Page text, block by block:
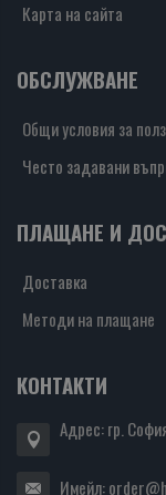
Карта на сайта
ОБСЛУЖВАНЕ
Общи условия за
Често задавани
ПЛАЩАНЕ И
Доставка
Методи на плащане
КОНТАКТИ
Адрес: гр.
Имейл: